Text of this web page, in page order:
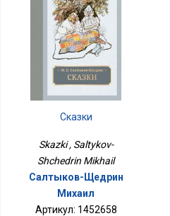
Сказки
Skazki , Saltykov-
Shchedrin Mikhail
Салтыков-Щедрин
Михаил
Артикул: 1452658